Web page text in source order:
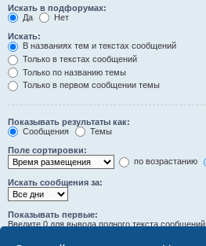
Искать в подфорумах:
Да
Нет
Искать:
В названиях тем и текстах сообщений
Только в текстах сообщений
Только по названию темы
Только в первом сообщении темы
Показывать результаты как:
Сообщения
Темы
Поле сортировки:
по возрастанию
Искать сообщения за:
Показывать первые:
Введите 0 для вывода полного текста сообщений.